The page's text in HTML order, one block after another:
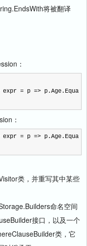
将被翻译
：
expr = p => p.Age.Equa
：
expr = p => p.Age.Equa
类，并重写其中某些
命名空间
接口，以及一个
类，它